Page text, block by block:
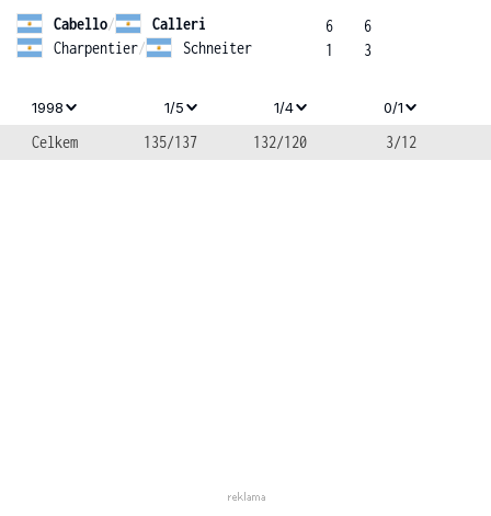
Cabello/
Calleri
Charpentier/ Schneiter
6
1
6
3
1998 1/5 1/4 0/1
Celkem 135/137 132/120 3/12